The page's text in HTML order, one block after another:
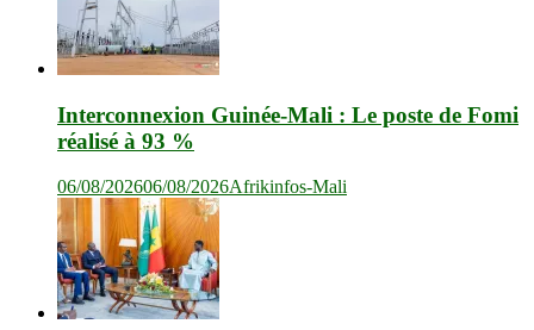
Interconnexion Guinée-Mali : Le poste de Fomi
réalisé à 93 %
06/08/202606/08/2026Afrikinfos-Mali